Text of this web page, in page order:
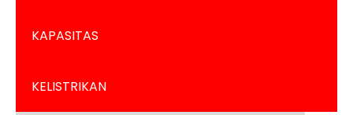
KAPASITAS
KELISTRIKAN